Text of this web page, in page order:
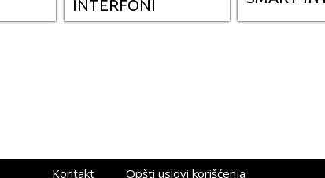
INTERFONI
Kontakt Opšti uslovi korišćenja